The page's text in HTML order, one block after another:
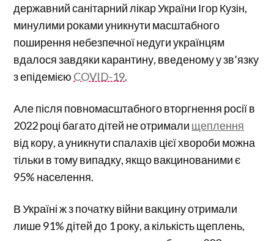
державний санітарний лікар України Ігор Кузін,
минулими роками уникнути масштабного
поширення небезпечної недуги українцям
вдалося завдяки карантину, введеному у зв’язку
з епідемією COVID-19.
Але після повномасштабного вторгнення росії в
2022 році багато дітей не отримали щеплення
від кору, а уникнути спалахів цієї хвороби можна
тільки в тому випадку, якщо вакцинованими є
95% населення.
В Україні ж з початку війни вакцину отримали
лише 91% дітей до 1 року, а кількість щеплень,